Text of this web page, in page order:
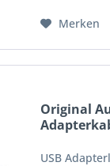
Merken
Original
USB